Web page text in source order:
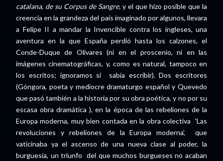
catalana, de su Corpus de Sangre, y el que hizo posible que la
creencia en la grandeza del país imaginado por algunos, llevara
a Felipe II a mandar la Invencible contra los ingleses, una
aventura en la que España perdió hasta los calzones, el
Conde-Duque de Olivares (ni en el proscenio, ni en las
imágenes cinematográficas, y, como es natural, tampoco en
los escritos; ignoramos si sabía escribir). Dos escritores
(Góngora, poeta y mediocre dramaturgo español y Quevedo
que pasó también a la historia por su obra poética, y no por su
escasa obra dramática ), en la época de las rebeliones de la
Europa moderna, muy bien contada en la obra colectiva 'Las
revoluciones y rebeliones de la Europa moderna', que
vaticinaba ya el ascenso de una nueva clase al poder, la
burguesía, un triunfo del que muchos burgueses no acaban